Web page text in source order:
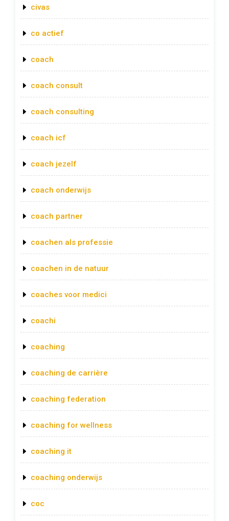
civas
co actief
coach
coach consult
coach consulting
coach icf
coach jezelf
coach onderwijs
coach partner
coachen als professie
coachen in de natuur
coaches voor medici
coachi
coaching
coaching de carrière
coaching federation
coaching for wellness
coaching it
coaching onderwijs
coc